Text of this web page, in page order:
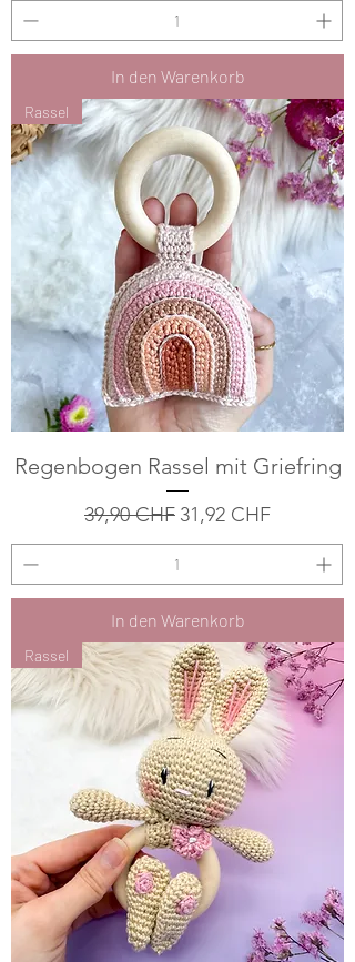
In den Warenkorb
Rassel
Regenbogen Rassel mit Griefring
Standardpreis
39,90 CHF Sale-Preis
31,92 CHF
In den Warenkorb
Rassel